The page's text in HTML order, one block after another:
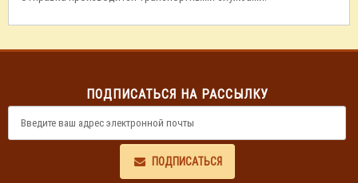
ПОДПИСАТЬСЯ НА РАССЫЛКУ
ПОДПИСАТЬСЯ